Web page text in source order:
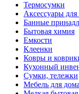
Термосумки
Аксессуары для
Банные
Бытовая химия
Емкости
Клеенки
Ковры и
Кухонный
Сумки, тележки
Мебель для дома